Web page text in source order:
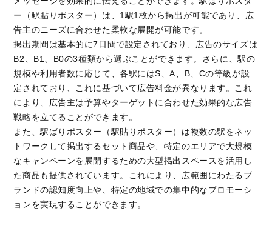
ー（駅貼りポスター）は、1駅1枚から掲出が可能であり、広
告主のニーズに合わせた柔軟な展開が可能です。
掲出期間は基本的に7日間で設定されており、広告のサイズは
B2、B1、B0の3種類から選ぶことができます。さらに、駅の
規模や利用者数に応じて、各駅にはS、A、B、Cの等級が設
定されており、これに基づいて広告料金が異なります。これ
により、広告主は予算やターゲットに合わせた効果的な広告
戦略を立てることができます。
また、駅ばりポスター（駅貼りポスター）は複数の駅をネッ
トワークして掲出するセット商品や、特定のエリアで大規模
なキャンペーンを展開するための大型掲出スペースを活用し
た商品も提供されています。これにより、広範囲にわたるブ
ランドの認知度向上や、特定の地域での集中的なプロモーシ
ョンを実現することができます。